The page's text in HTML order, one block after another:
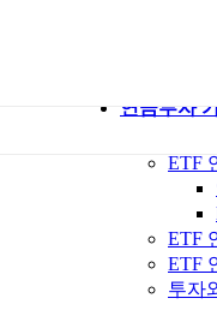
연금투자
ETF
ETF
ETF
투자